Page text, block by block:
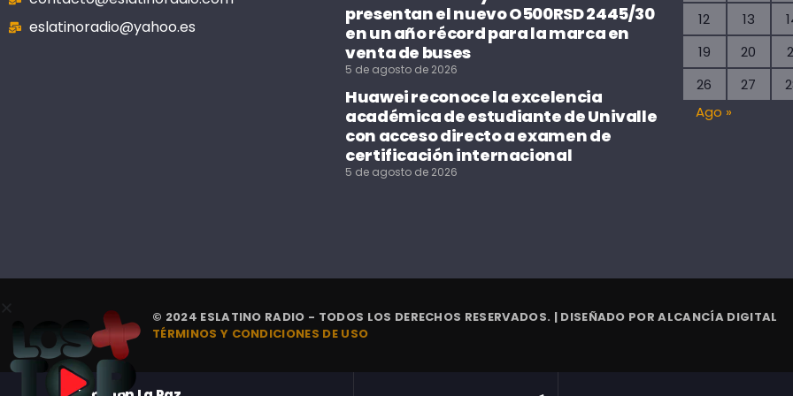
eslatinoradio@yahoo.es
presentan el nuevo O500RSD 2445/30
en un año récord para la marca en
venta de buses
5 de agosto de 2026
Huawei reconoce la excelencia
académica de estudiante de Univalle
con acceso directo a examen de
certificación internacional
5 de agosto de 2026
12
13
19
20
26
27
Ago »
© 2024 ESLATINO RADIO - TODOS LOS DERECHOS RESERVADOS. | DISEÑADO PORALCANCÍA DIGITAL
TÉRMINOS Y CONDICIONES DE USO